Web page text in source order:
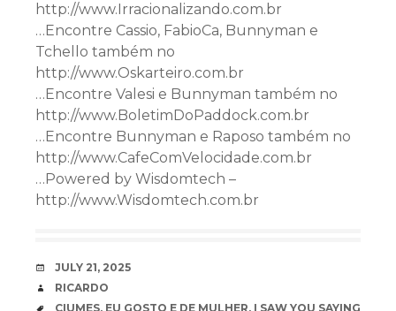
http://www.Irracionalizando.com.br
…Encontre Cassio, FabioCa, Bunnyman e
Tchello também no
http://www.Oskarteiro.com.br
…Encontre Valesi e Bunnyman também no
http://www.BoletimDoPaddock.com.br
…Encontre Bunnyman e Raposo também no
http://www.CafeComVelocidade.com.br
…Powered by Wisdomtech –
http://www.Wisdomtech.com.br
DATE
JULY 21, 2025
AUTHOR
RICARDO
TAGS
CIUMES, EU GOSTO E DE MULHER, I SAW YOU SAYING